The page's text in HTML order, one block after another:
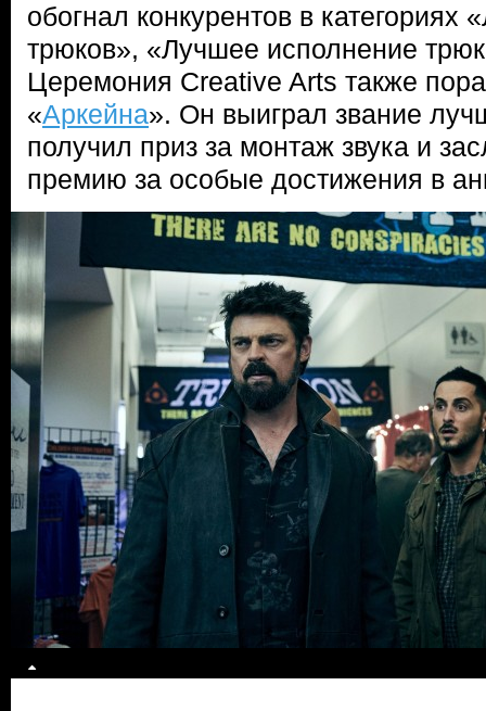
обогнал конкурентов в категориях
трюков», «Лучшее исполнение
Церемония Creative Arts также
«Аркейна». Он выиграл звание
получил приз за монтаж звука и
премию за особые достижения в